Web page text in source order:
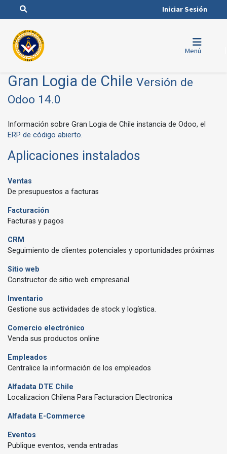
Iniciar Sesión
Menú
Gran Logia de Chile Versión de
Odoo 14.0
Información sobre Gran Logia de Chile instancia de Odoo, el
ERP de código abierto.
Aplicaciones instalados
Ventas
De presupuestos a facturas
Facturación
Facturas y pagos
CRM
Seguimiento de clientes potenciales y oportunidades próximas
Sitio web
Constructor de sitio web empresarial
Inventario
Gestione sus actividades de stock y logística.
Comercio electrónico
Venda sus productos online
Empleados
Centralice la información de los empleados
Alfadata DTE Chile
Localizacion Chilena Para Facturacion Electronica
Alfadata E-Commerce
Eventos
Publique eventos, venda entradas